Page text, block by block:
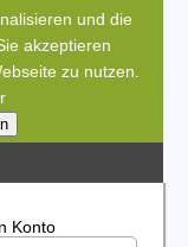
und die
akzeptieren
zu nutzen.
Konto